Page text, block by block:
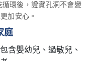
環後，證實孔洞不會變
加安心。
庭